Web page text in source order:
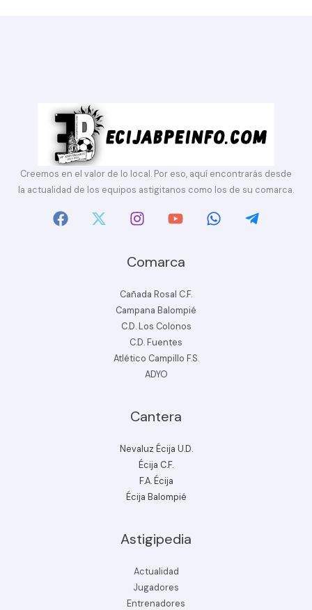
Creemos en el valor de lo local. Por eso, aquí encontrarás desde
la actualidad de los equipos astigitanos como los de su comarca.
Comarca
Cañada Rosal C.F.
Campana Balompié
C.D. Los Colonos
C.D. Fuentes
Atlético Campillo F.S.
ADYO
Cantera
Nevaluz Écija U.D.
Écija C.F.
F.A. Écija
Écija Balompié
Astigipedia
Actualidad
Jugadores
Entrenadores